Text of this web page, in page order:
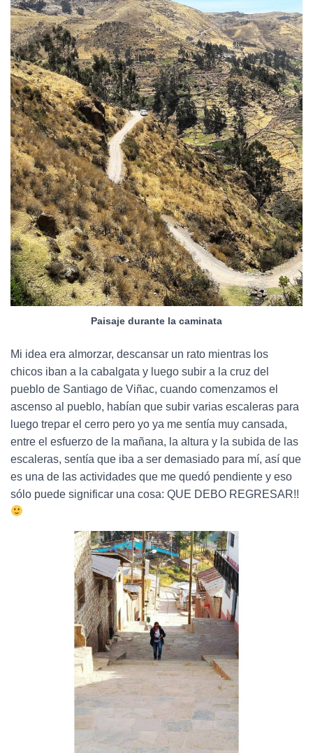
Paisaje durante la caminata
Mi idea era almorzar, descansar un rato mientras los
chicos iban a la cabalgata y luego subir a la cruz del
pueblo de Santiago de Viñac, cuando comenzamos el
ascenso al pueblo, habían que subir varias escaleras para
luego trepar el cerro pero yo ya me sentía muy cansada,
entre el esfuerzo de la mañana, la altura y la subida de las
escaleras, sentía que iba a ser demasiado para mí, así que
es una de las actividades que me quedó pendiente y eso
sólo puede significar una cosa: QUE DEBO REGRESAR!!